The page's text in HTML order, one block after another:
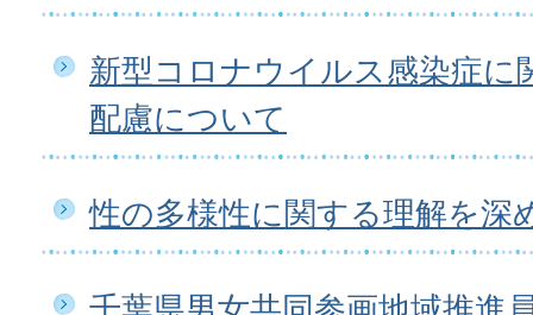
新型コロナウイルス感染症に
配慮について
性の多様性に関する理解を深